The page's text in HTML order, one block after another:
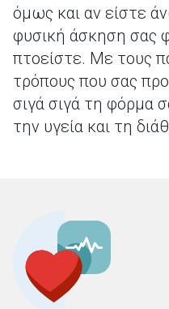
όμως και αν είστε
φυσική άσκηση σας
πτοείστε. Με τους
τρόπους που σας
σιγά σιγά τη φόρμα
την υγεία και τη